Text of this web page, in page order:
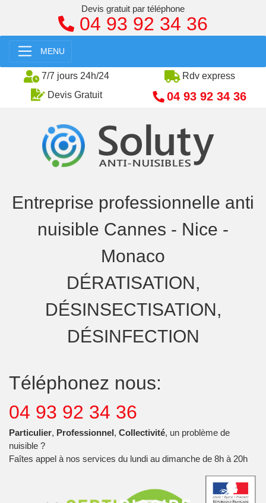
MENU
7/7 jours 24h/24
Rdv express
Devis Gratuit
04 93 92 34 36
Entreprise professionnelle anti
nuisible Cannes - Nice -
Monaco
DÉRATISATION,
DÉSINSECTISATION,
DÉSINFECTION
Téléphonez nous:
04 93 92 34 36
Particulier, Professionnel, Collectivité, un problème de
nuisible ?
Faîtes appel à nos services du lundi au dimanche de 8h à 20h
Devis gratuit par téléphone
04 93 92 34 36